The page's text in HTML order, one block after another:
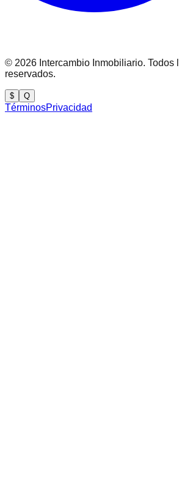
© 2026 Intercambio Inmobiliario. Todos
reservados.
$ Q
TérminosPrivacidad